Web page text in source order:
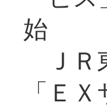
始
ＪＲ
「Ｅ